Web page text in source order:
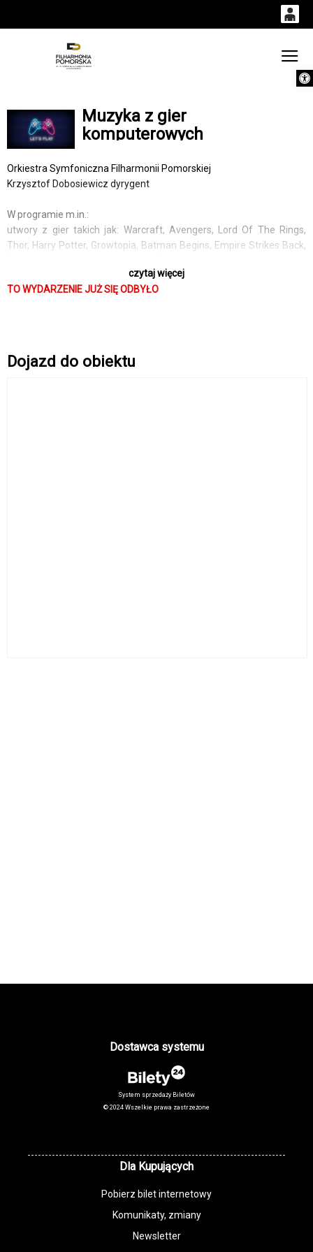
14 53
Muzyka z gier
komputerowych
Orkiestra Symfoniczna Filharmonii Pomorskiej
Krzysztof Dobosiewicz dyrygent
W programie m.in.:
utwory z gier takich jak: Warcraft, Avengers, Lord Of The Rings,
Thor, Harry Potter, Growtopia, Batman Begins, Empire Strikes Back,
czytaj więcej
TO WYDARZENIE JUŻ SIĘ ODBYŁO
Dojazd do obiektu
Dostawca systemu
System sprzedaży Biletów
© 2024 Wszelkie prawa zastrzeżone
Dla Kupujących
Pobierz bilet internetowy
Komunikaty, zmiany
Newsletter